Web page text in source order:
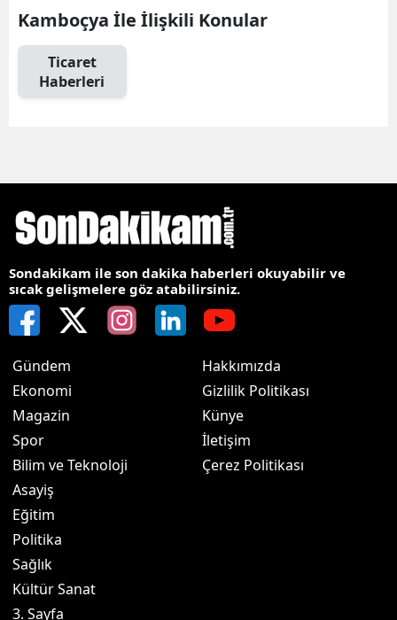
Kamboçya İle İlişkili Konular
Ticaret
Haberleri
Sondakikam ile son dakika haberleri okuyabilir ve
sıcak gelişmelere göz atabilirsiniz.
Gündem
Ekonomi
Magazin
Spor
Bilim ve Teknoloji
Asayiş
Eğitim
Politika
Sağlık
Kültür Sanat
3. Sayfa
Hakkımızda
Gizlilik Politikası
Künye
İletişim
Çerez Politikası